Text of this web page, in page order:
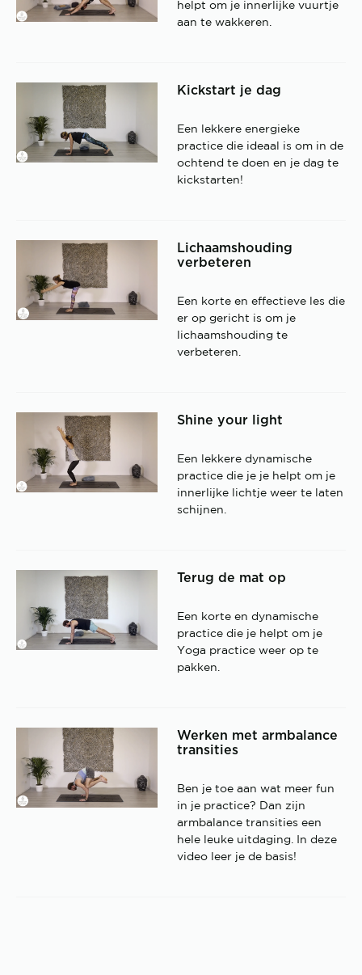
helpt om je innerlijke vuurtje
aan te wakkeren.
Kickstart je dag
Een lekkere energieke
practice die ideaal is om in de
ochtend te doen en je dag te
kickstarten!
Lichaamshouding
verbeteren
Een korte en effectieve les die
er op gericht is om je
lichaamshouding te
verbeteren.
Shine your light
Een lekkere dynamische
practice die je je helpt om je
innerlijke lichtje weer te laten
schijnen.
Terug de mat op
Een korte en dynamische
practice die je helpt om je
Yoga practice weer op te
pakken.
Werken met armbalance
transities
Ben je toe aan wat meer fun
in je practice? Dan zijn
armbalance transities een
hele leuke uitdaging. In deze
video leer je de basis!